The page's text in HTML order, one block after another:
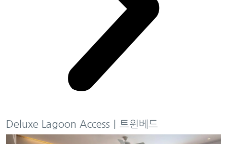
Deluxe Lagoon Access｜트윈베드